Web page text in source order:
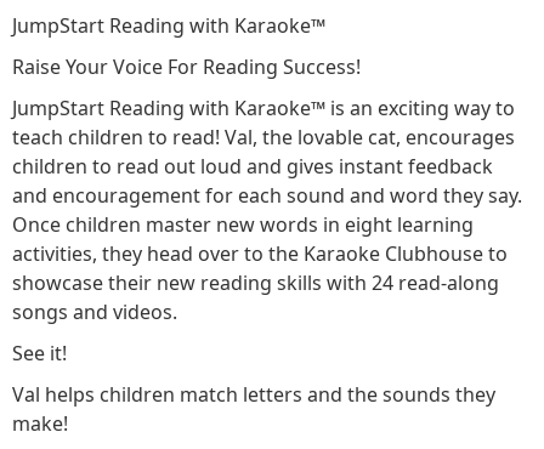
JumpStart Reading with Karaoke™
Raise Your Voice For Reading Success!
JumpStart Reading with Karaoke™ is an exciting way to
teach children to read! Val, the lovable cat, encourages
children to read out loud and gives instant feedback
and encouragement for each sound and word they say.
Once children master new words in eight learning
activities, they head over to the Karaoke Clubhouse to
showcase their new reading skills with 24 read-along
songs and videos.
See it!
Val helps children match letters and the sounds they
make!